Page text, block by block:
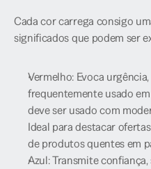
Cada cor carrega consigo
significados que podem ser
Vermelho: Evoca
frequentemente usado
deve ser usado com
Ideal para destacar
de produtos quentes em
Azul: Transmite